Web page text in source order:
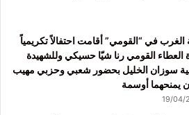
الغرب في “القومي” أقامت احتفالاً تكريمياً
العطاء القومي رنا شيّا حسيكي وللشهيدة
سوزان الخليل بحضور شعبي وحزبي مهيب
يمنحهما أوسمة
19/04/